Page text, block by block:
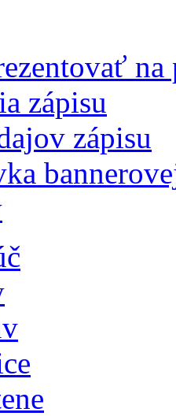
zápisu
zápisu